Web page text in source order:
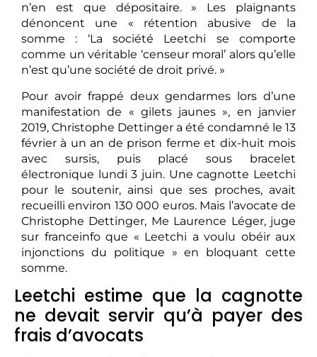
n’en est que dépositaire. » Les plaignants
dénoncent une « rétention abusive de la
somme : ‘La société Leetchi se comporte
comme un véritable ‘censeur moral’ alors qu’elle
n’est qu’une société de droit privé. »
Pour avoir frappé deux gendarmes lors d’une
manifestation de « gilets jaunes », en janvier
2019, Christophe Dettinger a été condamné le 13
février à un an de prison ferme et dix-huit mois
avec sursis, puis placé sous bracelet
électronique lundi 3 juin. Une cagnotte Leetchi
pour le soutenir, ainsi que ses proches, avait
recueilli environ 130 000 euros. Mais l’avocate de
Christophe Dettinger, Me Laurence Léger, juge
sur franceinfo que « Leetchi a voulu obéir aux
injonctions du politique » en bloquant cette
somme.
Leetchi estime que la cagnotte
ne devait servir qu’à payer des
frais d’avocats